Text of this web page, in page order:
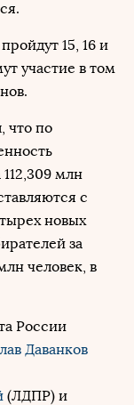
15, 16 и
участие в том
что по
млн
с
новых
за
человек, в
России
Даванков
(ЛДПР) и